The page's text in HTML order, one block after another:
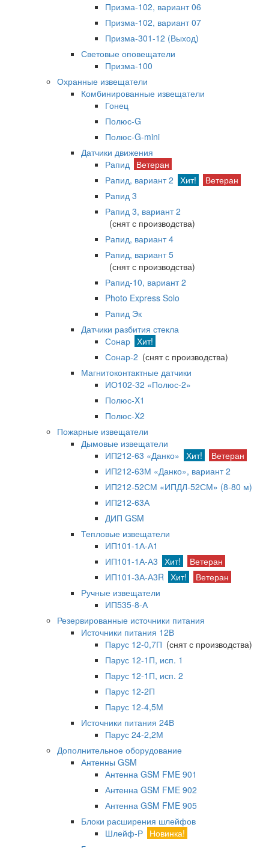
Призма-102, вариант 06
Призма-102, вариант 07
Призма-301-12 (Выход)
Световые оповещатели
Призма-100
Охранные извещатели
Комбинированные извещатели
Гонец
Полюс-G
Полюс-G-mini
Датчики движения
Рапид Ветеран
Рапид, вариант 2 Хит!
Ветеран
Рапид 3
Рапид 3, вариант 2
(снят с производства)
Рапид, вариант 4
Рапид, вариант 5
(снят с производства)
Рапид-10, вариант 2
Photo Express Solo
Рапид Эк
Датчики разбития стекла
Сонар Хит!
Сонар-2 (снят с производства)
Магнитоконтактные датчики
ИО102-32 «Полюс-2»
Полюс-X1
Полюс-X2
Пожарные извещатели
Дымовые извещатели
ИП212-63 «Данко» Хит!
Ветеран
ИП212-63М «Данко», вариант 2
ИП212-52СМ «ИПДЛ-52СМ» (8-80 м)
ИП212-63А
ДИП GSM
Тепловые извещатели
ИП101-1А-А1
ИП101-1А-А3 Хит!
Ветеран
ИП101-3А-А3R Хит!
Ветеран
Ручные извещатели
ИП535-8-А
Резервированные источники питания
Источники питания 12В
Парус 12-0,7П (снят с производства)
Парус 12-1П, исп. 1
Парус 12-1П, исп. 2
Парус 12-2П
Парус 12-4,5М
Источники питания 24В
Парус 24-2,2М
Дополнительное оборудование
Антенны GSM
Антенна GSM FME 901
Антенна GSM FME 902
Антенна GSM FME 905
Блоки расширения шлейфов
Шлейф-Р Новинка!